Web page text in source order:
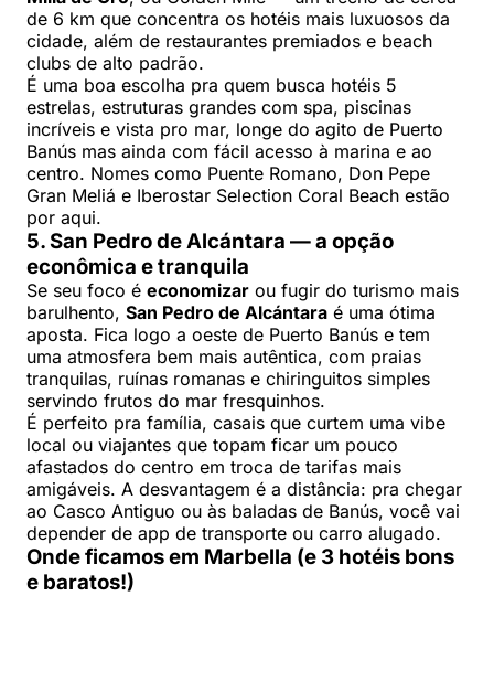
de 6 km que concentra os hotéis mais luxuosos da
cidade, além de restaurantes premiados e beach
clubs de alto padrão.
É uma boa escolha pra quem busca hotéis 5
estrelas, estruturas grandes com spa, piscinas
incríveis e vista pro mar, longe do agito de Puerto
Banús mas ainda com fácil acesso à marina e ao
centro. Nomes como Puente Romano, Don Pepe
Gran Meliá e Iberostar Selection Coral Beach estão
por aqui.
5. San Pedro de Alcántara — a opção
econômica e tranquila
Se seu foco é economizar ou fugir do turismo mais
barulhento, San Pedro de Alcántara é uma ótima
aposta. Fica logo a oeste de Puerto Banús e tem
uma atmosfera bem mais autêntica, com praias
tranquilas, ruínas romanas e chiringuitos simples
servindo frutos do mar fresquinhos.
É perfeito pra família, casais que curtem uma vibe
local ou viajantes que topam ficar um pouco
afastados do centro em troca de tarifas mais
amigáveis. A desvantagem é a distância: pra chegar
ao Casco Antiguo ou às baladas de Banús, você vai
depender de app de transporte ou carro alugado.
Onde ficamos em Marbella (e 3 hotéis bons
e baratos!)